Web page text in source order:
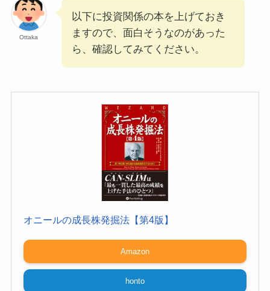
Ottaka
以下に投資関係の本を上げておき
ますので、面白そうなのがあった
ら、確認してみてください。
オニールの成長株発掘法【第4版】
Amazon
honto